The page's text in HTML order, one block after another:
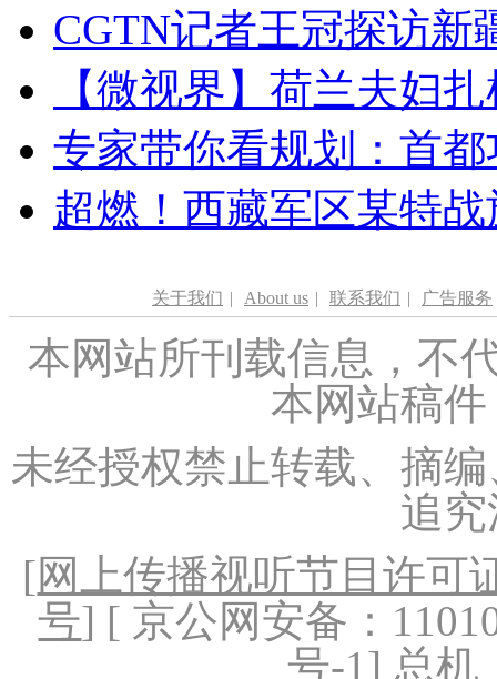
CGTN记者王冠探访新
【微视界】荷兰夫妇
专家带你看规划：首
超燃！西藏军区某特
关于我们 | About us | 联系我们 | 广告服务
本网站所刊载信息，不
本网站稿
未经授权禁止转载、摘
追
[网上传播视听节目许可
号] [ 京公网安备：
号-1 ] 总机